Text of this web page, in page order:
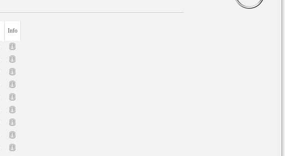
Info